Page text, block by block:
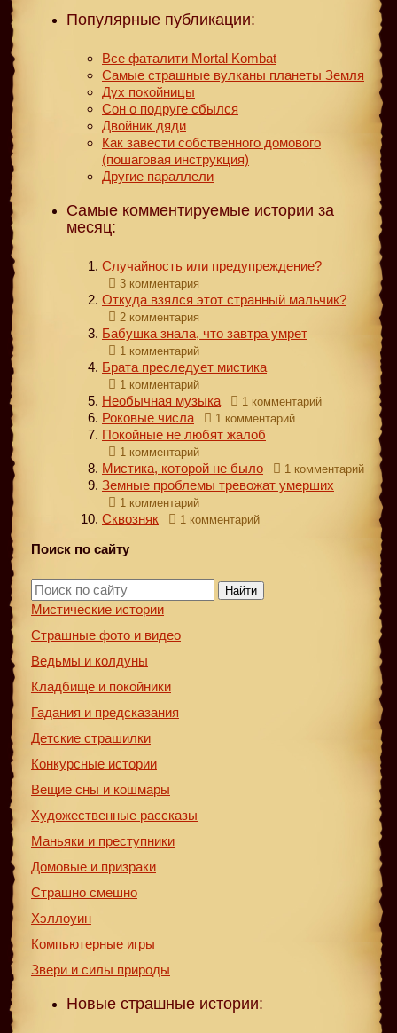
Популярные публикации:
Все фаталити Mortal Kombat
Самые страшные вулканы планеты Земля
Дух покойницы
Сон о подруге сбылся
Двойник дяди
Как завести собственного домового
(пошаговая инструкция)
Другие параллели
Самые комментируемые истории за
месяц:
Случайность или предупреждение?
3 комментария
Откуда взялся этот странный мальчик?
2 комментария
Бабушка знала, что завтра умрет
1 комментарий
Брата преследует мистика
1 комментарий
Необычная музыка 1 комментарий
Роковые числа 1 комментарий
Покойные не любят жалоб
1 комментарий
Мистика, которой не было 1 комментарий
Земные проблемы тревожат умерших
1 комментарий
Сквозняк 1 комментарий
Поиск по сайту
Найти
Мистические истории
Страшные фото и видео
Ведьмы и колдуны
Кладбище и покойники
Гадания и предсказания
Детские страшилки
Конкурсные истории
Вещие сны и кошмары
Художественные рассказы
Маньяки и преступники
Домовые и призраки
Страшно смешно
Хэллоуин
Компьютерные игры
Звери и силы природы
Новые страшные истории: